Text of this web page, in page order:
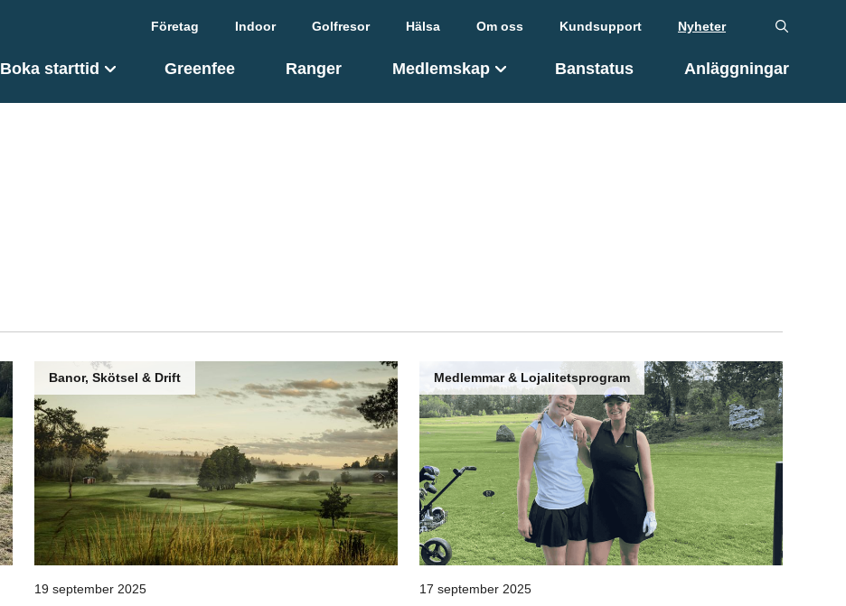
Företag Indoor Golfresor Hälsa Om oss Kundsupport Nyheter
Boka starttid Greenfee Ranger Medlemskap Banstatus Anläggningar
Banor, Skötsel & Drift
19 september 2025
Medlemmar & Lojalitetsprogram
17 september 2025